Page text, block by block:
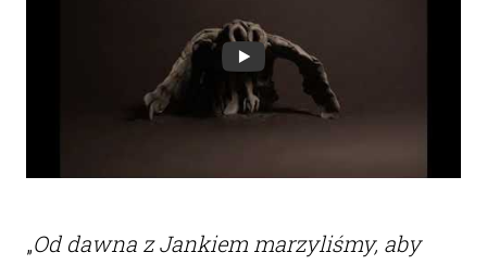
„Od dawna z Jankiem marzyliśmy, aby